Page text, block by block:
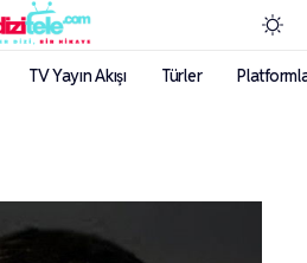
TV Yayın Akışı Türler